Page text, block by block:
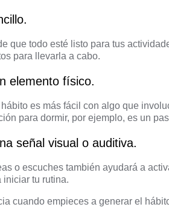
que todo esté listo para tus
para llevarla a cabo.
elemento físico.
es más fácil con algo que
para dormir, por ejemplo, es un
señal visual o auditiva.
o escuches también ayudará a
iniciar tu rutina.
cuando empieces a generar el